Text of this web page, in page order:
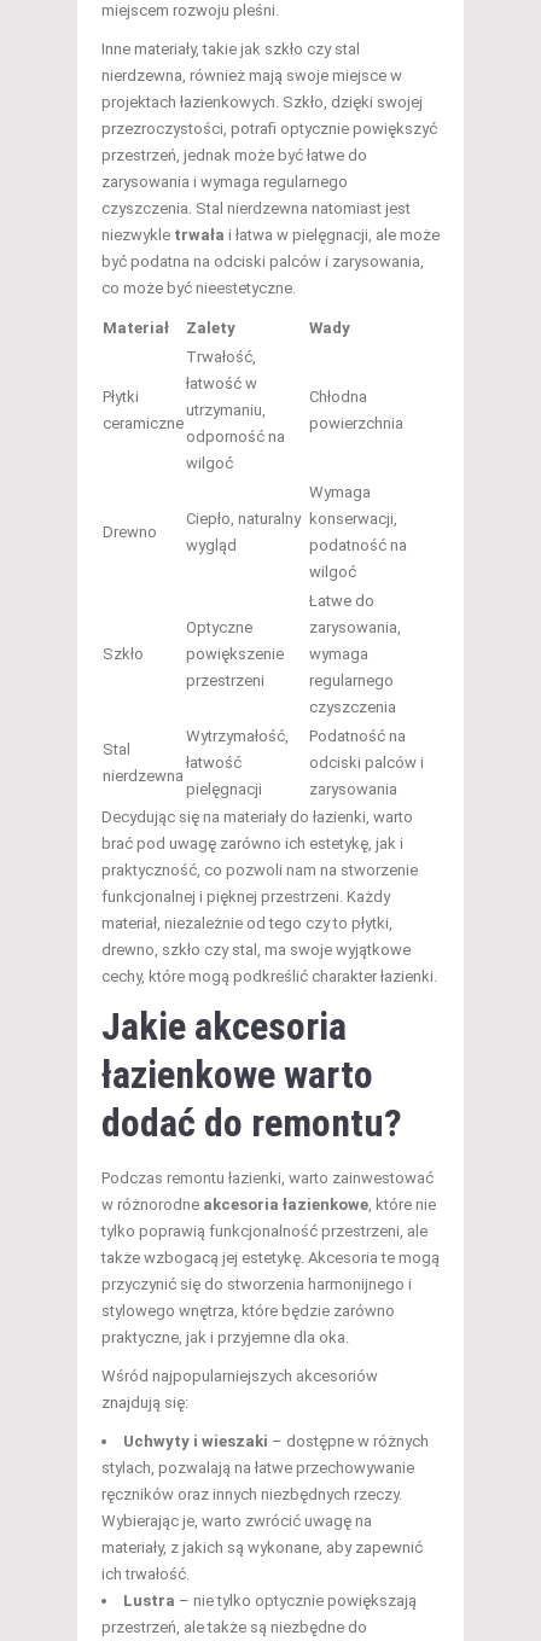
miejscem rozwoju pleśni.
Inne materiały, takie jak szkło czy stal
nierdzewna, również mają swoje miejsce w
projektach łazienkowych. Szkło, dzięki swojej
przezroczystości, potrafi optycznie powiększyć
przestrzeń, jednak może być łatwe do
zarysowania i wymaga regularnego
czyszczenia. Stal nierdzewna natomiast jest
niezwykle trwała i łatwa w pielęgnacji, ale może
być podatna na odciski palców i zarysowania,
co może być nieestetyczne.
Materiał Zalety Wady
Płytki
ceramiczne
Trwałość,
łatwość w
utrzymaniu,
odporność na
wilgoć
Chłodna
powierzchnia
Drewno
Ciepło, naturalny
wygląd
Wymaga
konserwacji,
podatność na
wilgoć
Szkło
Optyczne
powiększenie
przestrzeni
Łatwe do
zarysowania,
wymaga
regularnego
czyszczenia
Stal
nierdzewna
Wytrzymałość,
łatwość
pielęgnacji
Podatność na
odciski palców i
zarysowania
Decydując się na materiały do łazienki, warto
brać pod uwagę zarówno ich estetykę, jak i
praktyczność, co pozwoli nam na stworzenie
funkcjonalnej i pięknej przestrzeni. Każdy
materiał, niezależnie od tego czy to płytki,
drewno, szkło czy stal, ma swoje wyjątkowe
cechy, które mogą podkreślić charakter łazienki.
Jakie akcesoria
łazienkowe warto
dodać do remontu?
Podczas remontu łazienki, warto zainwestować
w różnorodne akcesoria łazienkowe, które nie
tylko poprawią funkcjonalność przestrzeni, ale
także wzbogacą jej estetykę. Akcesoria te mogą
przyczynić się do stworzenia harmonijnego i
stylowego wnętrza, które będzie zarówno
praktyczne, jak i przyjemne dla oka.
Wśród najpopularniejszych akcesoriów
znajdują się:
Uchwyty i wieszaki – dostępne w różnych
stylach, pozwalają na łatwe przechowywanie
ręczników oraz innych niezbędnych rzeczy.
Wybierając je, warto zwrócić uwagę na
materiały, z jakich są wykonane, aby zapewnić
ich trwałość.
Lustra – nie tylko optycznie powiększają
przestrzeń, ale także są niezbędne do